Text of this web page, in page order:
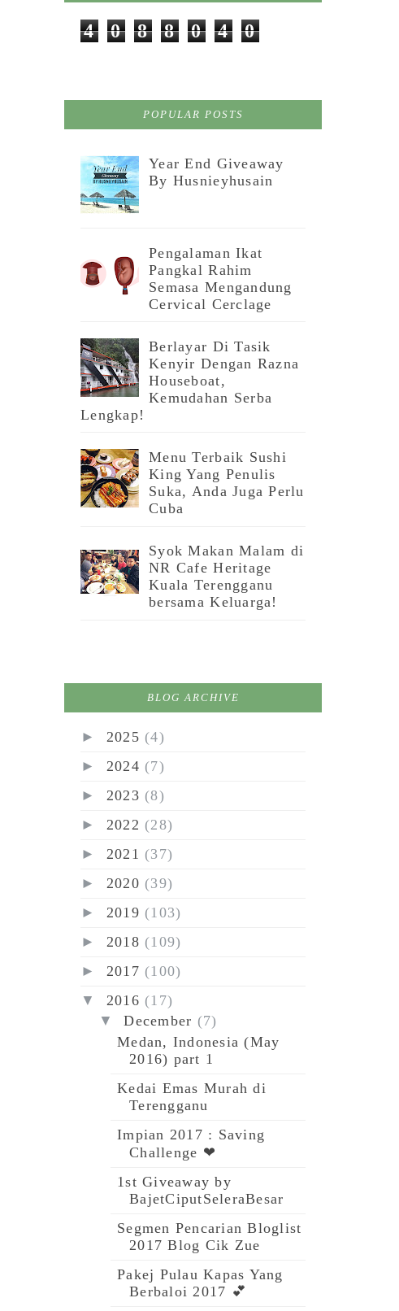
4 0 8 8 0 4 0
POPULAR POSTS
Year End Giveaway
By Husnieyhusain
Pengalaman Ikat
Pangkal Rahim
Semasa Mengandung
Cervical Cerclage
Berlayar Di Tasik
Kenyir Dengan Razna
Houseboat,
Kemudahan Serba
Lengkap!
Menu Terbaik Sushi
King Yang Penulis
Suka, Anda Juga Perlu
Cuba
Syok Makan Malam di
NR Cafe Heritage
Kuala Terengganu
bersama Keluarga!
BLOG ARCHIVE
► 2025 (4)
► 2024 (7)
► 2023 (8)
► 2022 (28)
► 2021 (37)
► 2020 (39)
► 2019 (103)
► 2018 (109)
► 2017 (100)
▼ 2016 (17)
▼December (7)
Medan, Indonesia (May
2016) part 1
Kedai Emas Murah di
Terengganu
Impian 2017 : Saving
Challenge ❤
1st Giveaway by
BajetCiputSeleraBesar
Segmen Pencarian Bloglist
2017 Blog Cik Zue
Pakej Pulau Kapas Yang
Berbaloi 2017 💕